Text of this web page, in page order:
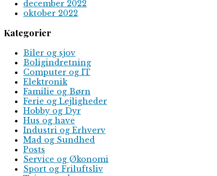
december 2022
oktober 2022
Kategorier
Biler og sjov
Boligindretning
Computer og IT
Elektronik
Familie og Børn
Ferie og Lejligheder
Hobby og Dyr
Hus og have
Industri og Erhverv
Mad og Sundhed
Posts
Service og Økonomi
Sport og Friluftsliv